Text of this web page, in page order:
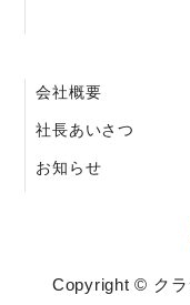
会社概要
社長あいさつ
お知らせ
Copyright © ク